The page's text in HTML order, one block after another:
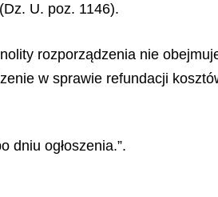
U. poz. 1146).
rozporządzenia nie
w sprawie refundacji
dniu ogłoszenia.”.